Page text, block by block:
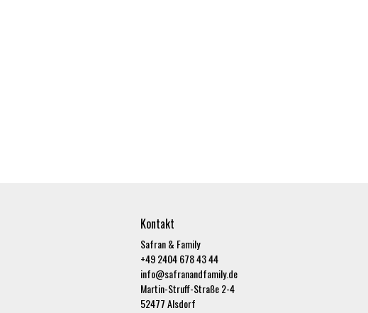
Kontakt
Safran & Family
+49 2404 678 43 44
info@safranandfamily.de
Martin-Struff-Straße 2-4
52477 Alsdorf